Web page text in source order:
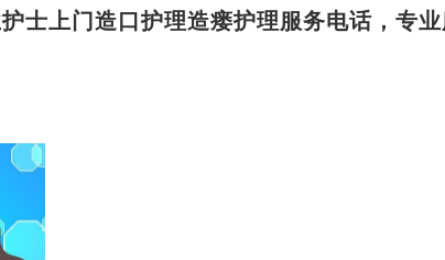
士上门造口护理造瘘护理服务电话，专